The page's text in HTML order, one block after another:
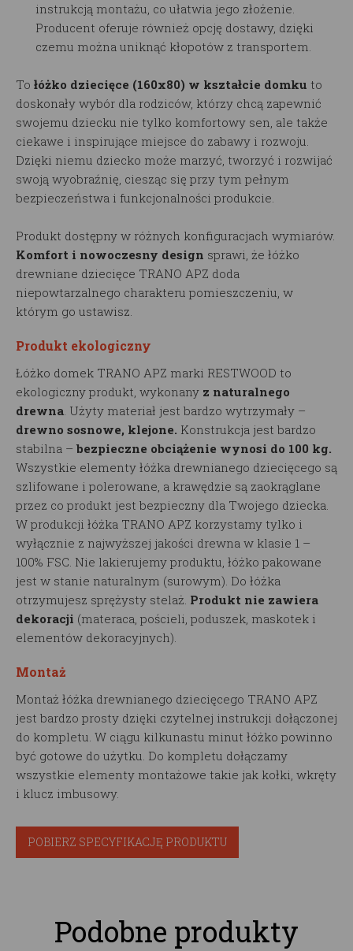
instrukcją montażu, co ułatwia jego złożenie.
Producent oferuje również opcję dostawy, dzięki
czemu można uniknąć kłopotów z transportem.
To łóżko dziecięce (160x80) w kształcie domku to
doskonały wybór dla rodziców, którzy chcą zapewnić
swojemu dziecku nie tylko komfortowy sen, ale także
ciekawe i inspirujące miejsce do zabawy i rozwoju.
Dzięki niemu dziecko może marzyć, tworzyć i rozwijać
swoją wyobraźnię, ciesząc się przy tym pełnym
bezpieczeństwa i funkcjonalności produkcie.
Produkt dostępny w różnych konfiguracjach wymiarów.
Komfort i nowoczesny design sprawi, że łóżko
drewniane dziecięce TRANO APZ doda
niepowtarzalnego charakteru pomieszczeniu, w
którym go ustawisz.
Produkt ekologiczny
Łóżko domek TRANO APZ marki RESTWOOD to
ekologiczny produkt, wykonany z naturalnego
drewna. Użyty materiał jest bardzo wytrzymały –
drewno sosnowe, klejone. Konstrukcja jest bardzo
stabilna – bezpieczne obciążenie wynosi do 100 kg.
Wszystkie elementy łóżka drewnianego dziecięcego są
szlifowane i polerowane, a krawędzie są zaokrąglane
przez co produkt jest bezpieczny dla Twojego dziecka.
W produkcji łóżka TRANO APZ korzystamy tylko i
wyłącznie z najwyższej jakości drewna w klasie 1 –
100% FSC. Nie lakierujemy produktu, łóżko pakowane
jest w stanie naturalnym (surowym). Do łóżka
otrzymujesz sprężysty stelaż. Produkt nie zawiera
dekoracji (materaca, pościeli, poduszek, maskotek i
elementów dekoracyjnych).
Montaż
Montaż łóżka drewnianego dziecięcego TRANO APZ
jest bardzo prosty dzięki czytelnej instrukcji dołączonej
do kompletu. W ciągu kilkunastu minut łóżko powinno
być gotowe do użytku. Do kompletu dołączamy
wszystkie elementy montażowe takie jak kołki, wkręty
i klucz imbusowy.
POBIERZ SPECYFIKACJĘ PRODUKTU
Podobne produkty